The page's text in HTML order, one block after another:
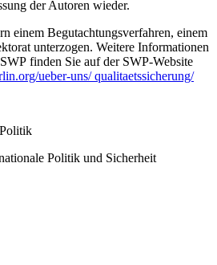
der Autoren wieder.
einem Begutachtungsverfah­ren, einem
unterzogen. Weitere Informationen
SWP finden Sie auf der SWP-Website
ueber-uns/ qualitaetssicherung/
Politik und Sicherheit